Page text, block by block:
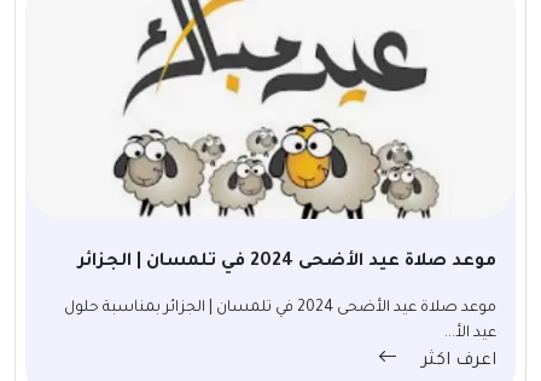
موعد صلاة عيد الأضحى 2024 في تلمسان | الجزائر
موعد صلاة عيد الأضحى 2024 في تلمسان | الجزائر بمناسبة حلول
عيد الأ...
اعرف اكثر